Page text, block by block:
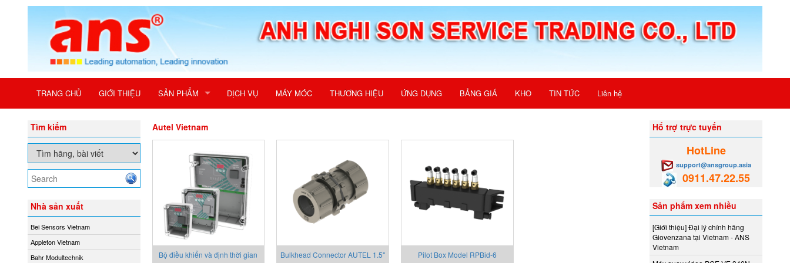
TRANG CHỦ GIỚI THIỆU SẢN PHẨM DỊCH VỤ MÁY MÓC THƯƠNG HIỆU ỨNG DỤNG BẢNG GIÁ KHO TIN TỨC Liên hệ
Tìm kiếm
Nhà sản xuất
Bei Sensors Vietnam
Appleton Vietnam
Bahr Modultechnik
Autel Vietnam
Bộ điều khiển và định thời gian
Bulkhead Connector AUTEL 1.5"
Pilot Box Model RPBid-6
Hổ trợ trực tuyến
HotLine
support@ansgroup.asia
0911.47.22.55
Sản phẩm xem nhiều
[Giới thiệu] Đại lý chính hãng
Giovenzana tại Vietnam - ANS
Vietnam